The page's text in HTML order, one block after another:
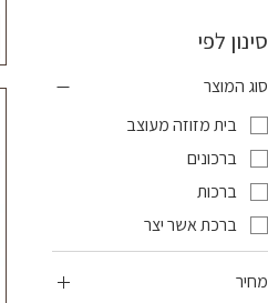
סינון לפי
סוג המוצר
בית מזוזה מעוצב
ברכונים
ברכות
ברכת אשר יצר
מחיר